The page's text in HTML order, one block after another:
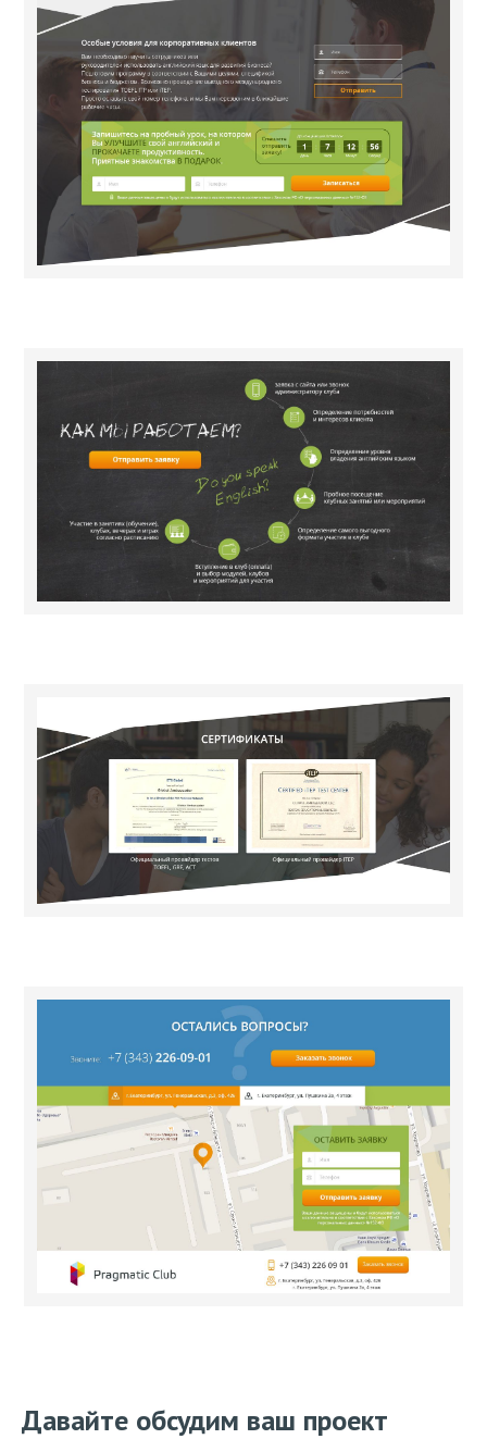
Давайте обсудим ваш проект